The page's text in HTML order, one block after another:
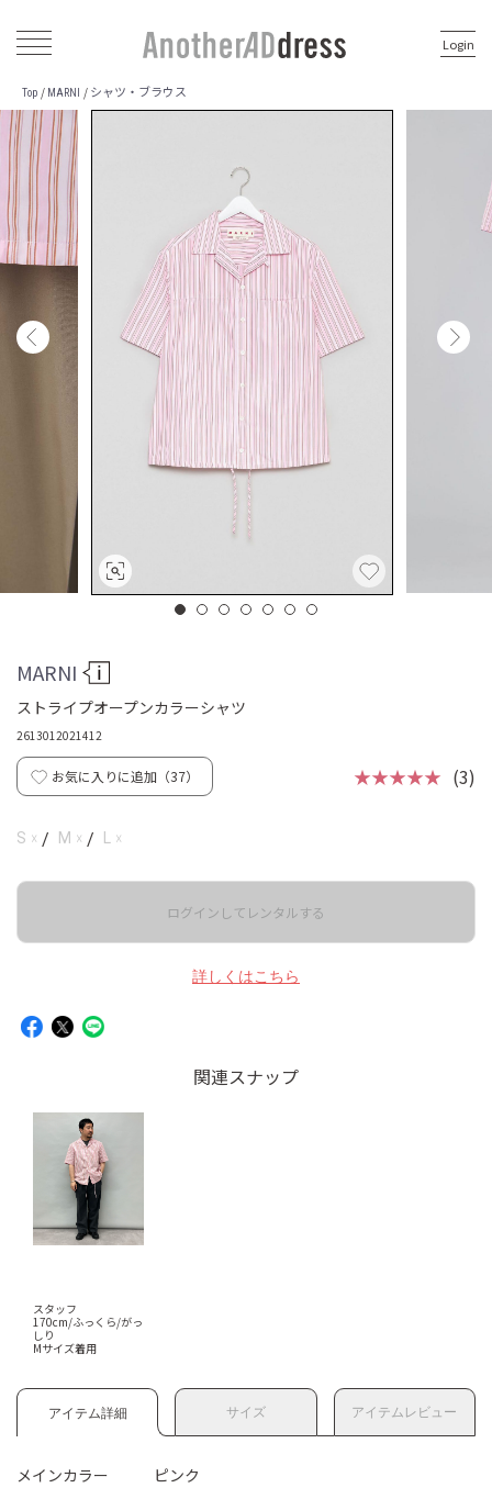
Login
Top / MARNI / シャツ・ブラウス
MARNI
ストライプオープンカラーシャツ
2613012021412
お気に入りに追加（37） ★★★★★ (3)
S ☓ / M ☓ / L ☓
ログインしてレンタルする
詳しくはこちら
関連スナップ
スタッフ
170cm/ふっくら/がっ
しり
Mサイズ着用
アイテム詳細 サイズ アイテムレビュー
メインカラー ピンク